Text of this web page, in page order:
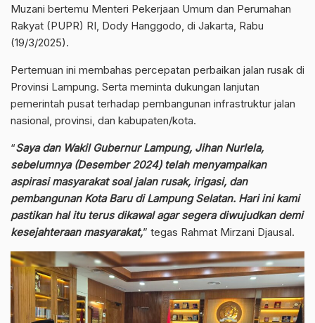
Muzani bertemu Menteri Pekerjaan Umum dan Perumahan
Rakyat (PUPR) RI, Dody Hanggodo, di Jakarta, Rabu
(19/3/2025).
Pertemuan ini membahas percepatan perbaikan jalan rusak di
Provinsi Lampung. Serta meminta dukungan lanjutan
pemerintah pusat terhadap pembangunan infrastruktur jalan
nasional, provinsi, dan kabupaten/kota.
“Saya dan Wakil Gubernur Lampung, Jihan Nurlela,
sebelumnya (Desember 2024) telah menyampaikan
aspirasi masyarakat soal jalan rusak, irigasi, dan
pembangunan Kota Baru di Lampung Selatan. Hari ini kami
pastikan hal itu terus dikawal agar segera diwujudkan demi
kesejahteraan masyarakat,” tegas Rahmat Mirzani Djausal.